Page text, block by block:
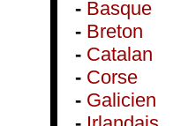
- Basque
- Breton
- Catalan
- Corse
- Galicien